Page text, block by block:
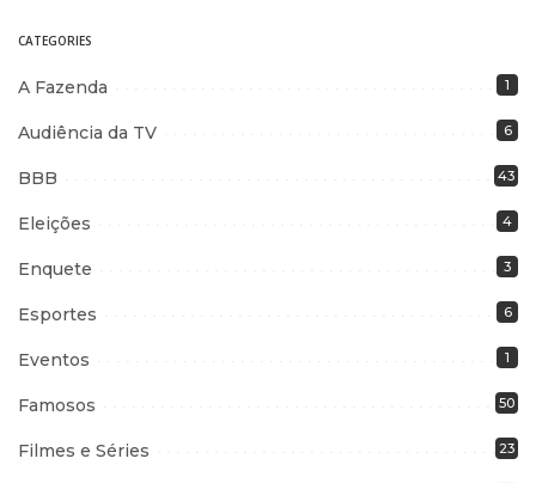
CATEGORIES
A Fazenda 1
Audiência da TV 6
BBB 43
Eleições 4
Enquete 3
Esportes 6
Eventos 1
Famosos 50
Filmes e Séries 23